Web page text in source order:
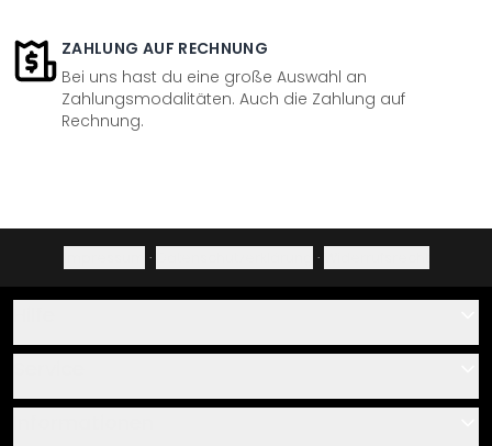
ZAHLUNG AUF RECHNUNG
Bei uns hast du eine große Auswahl an
Zahlungsmodalitäten. Auch die Zahlung auf
Rechnung.
· ·
Über uns